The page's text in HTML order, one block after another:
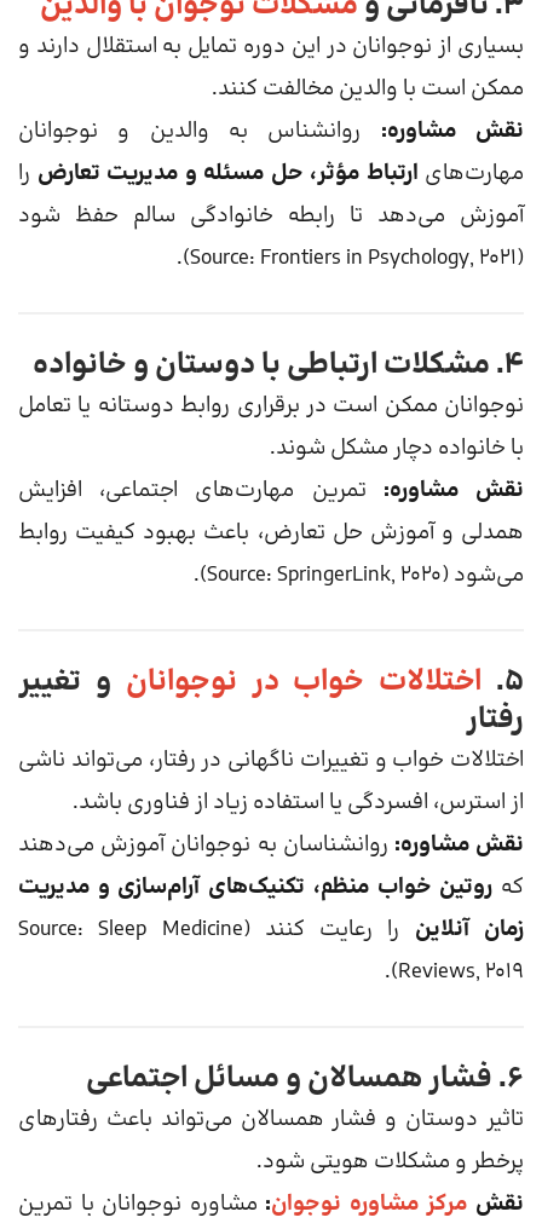
بسیاری از نوجوانان در این دوره تمایل به استقلال دارند و
ممکن است با والدین مخالفت کنند.
نقش مشاوره: روانشناس به والدین و نوجوانان
مهارت‌های ارتباط مؤثر، حل مسئله و مدیریت تعارض را
آموزش می‌دهد تا رابطه خانوادگی سالم حفظ شود
(Source: Frontiers in Psychology, 2021).
۴. مشکلات ارتباطی با دوستان و خانواده
نوجوانان ممکن است در برقراری روابط دوستانه یا تعامل
با خانواده دچار مشکل شوند.
نقش مشاوره: تمرین مهارت‌های اجتماعی، افزایش
همدلی و آموزش حل تعارض، باعث بهبود کیفیت روابط
می‌شود (Source: SpringerLink, 2020).
۵. اختلالات خواب در نوجوانان و تغییر
رفتار
اختلالات خواب و تغییرات ناگهانی در رفتار، می‌تواند ناشی
از استرس، افسردگی یا استفاده زیاد از فناوری باشد.
نقش مشاوره: روانشناسان به نوجوانان آموزش می‌دهند
که روتین خواب منظم، تکنیک‌های آرام‌سازی و مدیریت
زمان آنلاین
را رعایت کنند (Source: Sleep Medicine
Reviews, 2019).
۶. فشار همسالان و مسائل اجتماعی
تاثیر دوستان و فشار همسالان می‌تواند باعث رفتارهای
پرخطر و مشکلات هویتی شود.
نقش مرکز مشاوره نوجوان: مشاوره نوجوانان با تمرین